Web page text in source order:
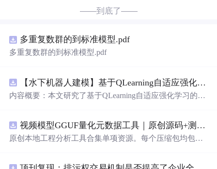
——到底了——
多重复数群的到标准模型.pdf
多重复数群的到标准模型.pdf
【水下机器人建模】基于QLearning自适应强化学习PID控制器在AUV中的应用研究（Matlab代码实现）
内容概要：本文研究了基于QLearning自适应强化学习的PI
探讨了将强化学习算法QLearning与传统PID控制相结合的
方法，以提升AUV在复杂、时变及非线性水下环境中的自
arning算法在线动态优化PID控制器的比例、积分和微分参
视频模型GGUF量化元数据工具｜原创源码+测试+离线报告
原创本地工程分析工具合集单项资源。每个压缩包均包含